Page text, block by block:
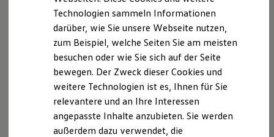
Nachhaltigkeit
Technologie
Kosten und Kauf
Verbrauchskosten
Kaufoptionen
E-Auto-Förderung
Software und Konnektivität
Die ID. Software 6
ID. Software Versionen und Updates
Digitale Extras
Schnittstellen zu Ihrem ID.
Technologien sammeln Informationen
darüber, wie Sie unsere Webseite nutzen,
zum Beispiel, welche Seiten Sie am meisten
besuchen oder wie Sie sich auf der Seite
bewegen. Der Zweck dieser Cookies und
weitere Technologien ist es, Ihnen für Sie
relevantere und an Ihre Interessen
angepasste Inhalte anzubieten. Sie werden
außerdem dazu verwendet, die